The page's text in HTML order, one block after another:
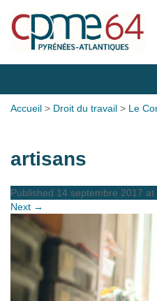
Accueil > Droit du travail > Le
artisans
Published 14 septembre 2017 at
Next →